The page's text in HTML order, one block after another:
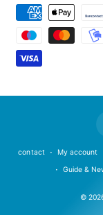
m
n
©
contact My account
Guide &